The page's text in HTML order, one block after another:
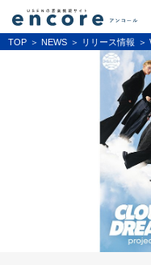
TOP NEWS リリース情報